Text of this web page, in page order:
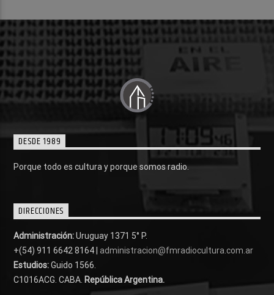
DESDE 1989
Porque todo es cultura y porque somos radio.
DIRECCIONES
Administración:Uruguay 1371 5° P.
+(54) 911 6642 8164 | administracion@fmradiocultura.com.ar
Estudios:Guido 1566.
C1016ACG. CABA. República Argentina.